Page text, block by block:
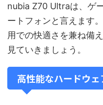
nubia Z70 Ultraは、ゲ
ートフォンと言えます
用での快適さを兼ね備
見ていきましょう。
高性能なハードウェ